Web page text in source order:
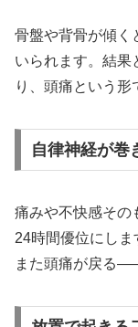
骨盤や背骨が傾く
いられます。結果
り、頭痛という形
自律神経が巻
痛みや不快感その
24時間優位にし
また頭痛が戻る